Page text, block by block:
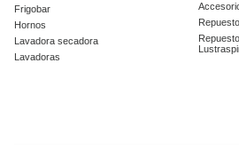
Frigobar
Hornos
Lavadora secadora
Lavadoras